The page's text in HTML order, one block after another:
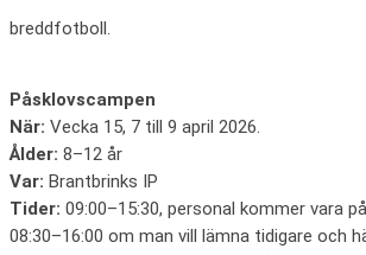
breddfotboll.
Påsklovscampen
När: Vecka 15, 7 till 9 april 2026.
Ålder: 8–12 år
Var: Brantbrinks IP
Tider: 09:00–15:30, personal kommer vara
08:30–16:00 om man vill lämna tidigare och